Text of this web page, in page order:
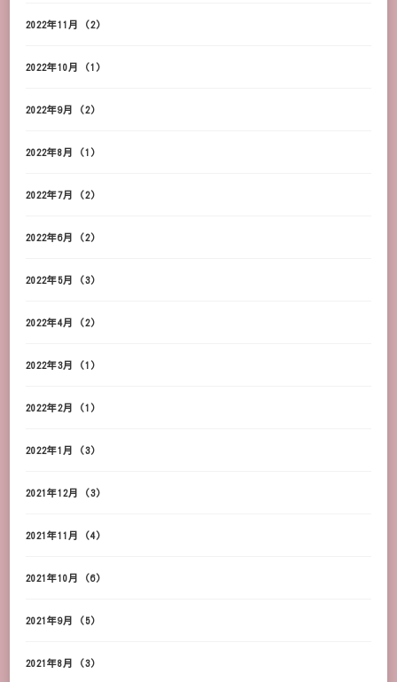
2022年11月 (2)
2022年10月 (1)
2022年9月 (2)
2022年8月 (1)
2022年7月 (2)
2022年6月 (2)
2022年5月 (3)
2022年4月 (2)
2022年3月 (1)
2022年2月 (1)
2022年1月 (3)
2021年12月 (3)
2021年11月 (4)
2021年10月 (6)
2021年9月 (5)
2021年8月 (3)